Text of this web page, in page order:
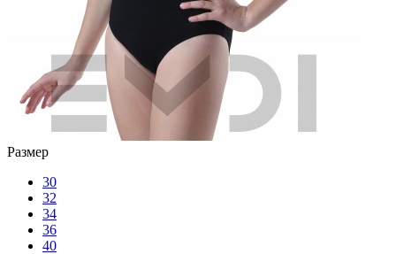
Размер
30
32
34
36
40